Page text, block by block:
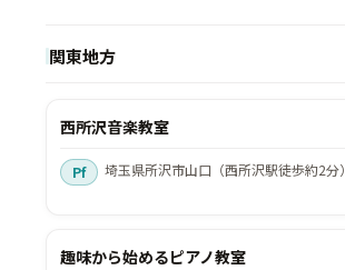
関東地方
西所沢音楽教室
埼玉県所沢市山口（西所沢駅徒歩約2分）
趣味から始めるピアノ教室